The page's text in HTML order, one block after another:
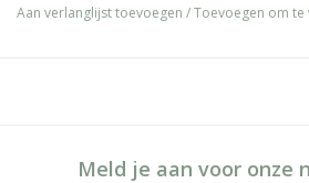
grey (Groen grijs)
Aan verlanglijst toevoegen /Toevoegen om te
Meld je aan voor onze